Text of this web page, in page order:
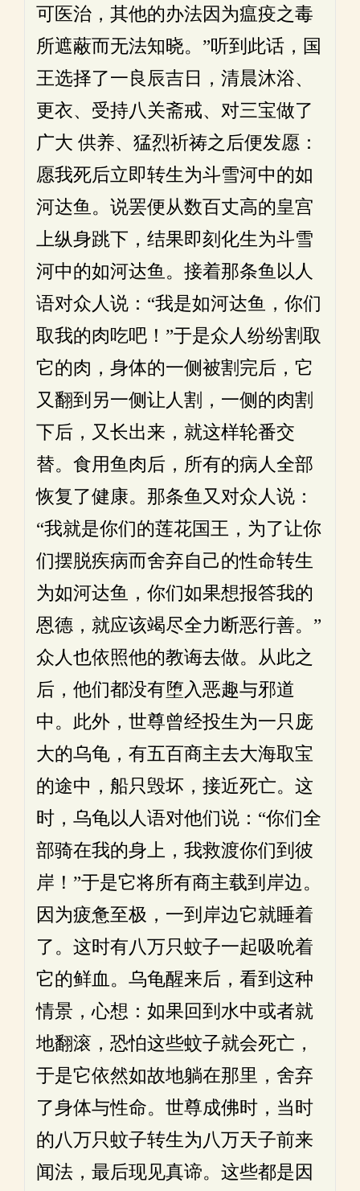
可医治，其他的办法因为瘟疫之毒
所遮蔽而无法知晓。”听到此话，国
王选择了一良辰吉日，清晨沐浴、
更衣、受持八关斋戒、对三宝做了
广大 供养、猛烈祈祷之后便发愿：
愿我死后立即转生为斗雪河中的如
河达鱼。说罢便从数百丈高的皇宫
上纵身跳下，结果即刻化生为斗雪
河中的如河达鱼。接着那条鱼以人
语对众人说：“我是如河达鱼，你们
取我的肉吃吧！”于是众人纷纷割取
它的肉，身体的一侧被割完后，它
又翻到另一侧让人割，一侧的肉割
下后，又长出来，就这样轮番交
替。食用鱼肉后，所有的病人全部
恢复了健康。那条鱼又对众人说：
“我就是你们的莲花国王，为了让你
们摆脱疾病而舍弃自己的性命转生
为如河达鱼，你们如果想报答我的
恩德，就应该竭尽全力断恶行善。”
众人也依照他的教诲去做。从此之
后，他们都没有堕入恶趣与邪道
中。此外，世尊曾经投生为一只庞
大的乌龟，有五百商主去大海取宝
的途中，船只毁坏，接近死亡。这
时，乌龟以人语对他们说：“你们全
部骑在我的身上，我救渡你们到彼
岸！”于是它将所有商主载到岸边。
因为疲惫至极，一到岸边它就睡着
了。这时有八万只蚊子一起吸吮着
它的鲜血。乌龟醒来后，看到这种
情景，心想：如果回到水中或者就
地翻滚，恐怕这些蚊子就会死亡，
于是它依然如故地躺在那里，舍弃
了身体与性命。世尊成佛时，当时
的八万只蚊子转生为八万天子前来
闻法，最后现见真谛。这些都是因